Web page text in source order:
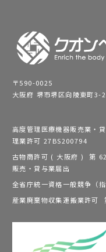
〒590-0025
大阪府 堺市堺区向陵東町3-
高度管理医療機器販売業
理業許可 27BS200794
古物商許可 ( 大阪府 ) 第
販売・貸与業届出
全省庁統一資格一般競争（
産業廃棄物収集運搬業許可